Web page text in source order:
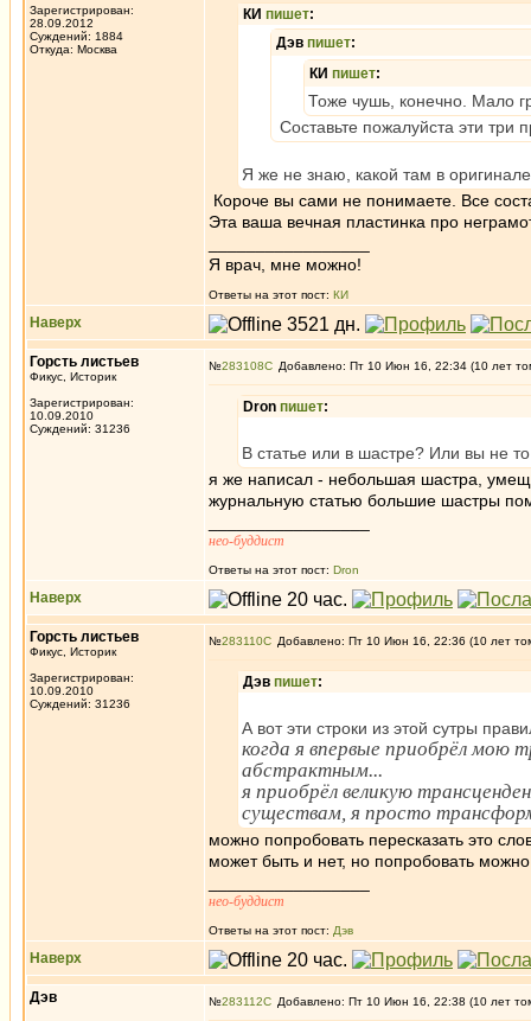
Зарегистрирован:
28.09.2012
Суждений: 1884
Откуда: Москва
КИ пишет:
Дэв пишет:
КИ пишет:
Тоже чушь, конечно. Мало
Составьте пожалуйста эти три
Я же не знаю, какой там в
Короче вы сами не понимаете. Все
Эта ваша вечная пластинка про
Я врач, мне можно!
Ответы на этот пост: КИ
Наверх
Горсть листьев
Фикус, Историк
Зарегистрирован:
10.09.2010
Суждений: 31236
№283108 Добавлено: Пт 10 Июн 16, 22:34 (10 лет
Dron пишет:
В статье или в шастре? Или вы не
я же написал - небольшая шастра,
журнальную статью большие шастры
нео-буддист
Ответы на этот пост: Dron
Наверх
Горсть листьев
Фикус, Историк
Зарегистрирован:
10.09.2010
Суждений: 31236
№283110 Добавлено: Пт 10 Июн 16, 22:36 (10 лет
Дэв пишет:
А вот эти строки из этой сутры
когда я впервые приобрёл мою
абстрактным...
я приобрёл великую
существам, я просто
можно попробовать пересказать это
может быть и нет, но попробовать
нео-буддист
Ответы на этот пост: Дэв
Наверх
Дэв №283112 Добавлено: Пт 10 Июн 16, 22:38 (10 лет